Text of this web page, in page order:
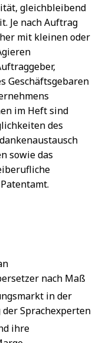
gleichbleibend
Je nach Auftrag
mit kleinen oder
Geschäftsgebaren
im Heft sind
des
sowie das
nach Maß
in der
Sprachexperten
ihre